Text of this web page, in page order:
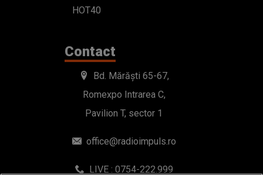
HOT40
Contact
Bd. Mărăști 65-67,
Romexpo Intrarea C,
Pavilion T, sector 1
office@radioimpuls.ro
LIVE : 0754-222.999